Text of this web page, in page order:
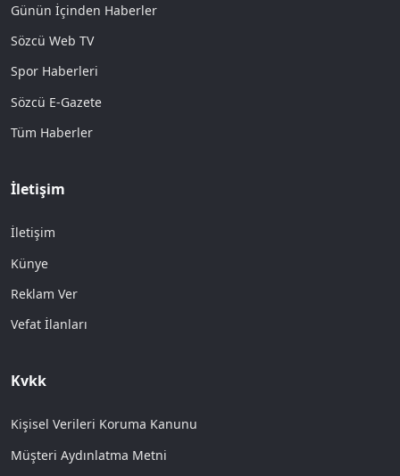
Günün İçinden Haberler
Sözcü Web TV
Spor Haberleri
Sözcü E-Gazete
Tüm Haberler
İletişim
İletişim
Künye
Reklam Ver
Vefat İlanları
Kvkk
Kişisel Verileri Koruma Kanunu
Müşteri Aydınlatma Metni